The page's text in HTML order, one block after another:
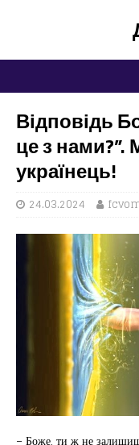
Відповідь
це з нами?”.
українець!
24.03.2024
– Боже, ти ж не